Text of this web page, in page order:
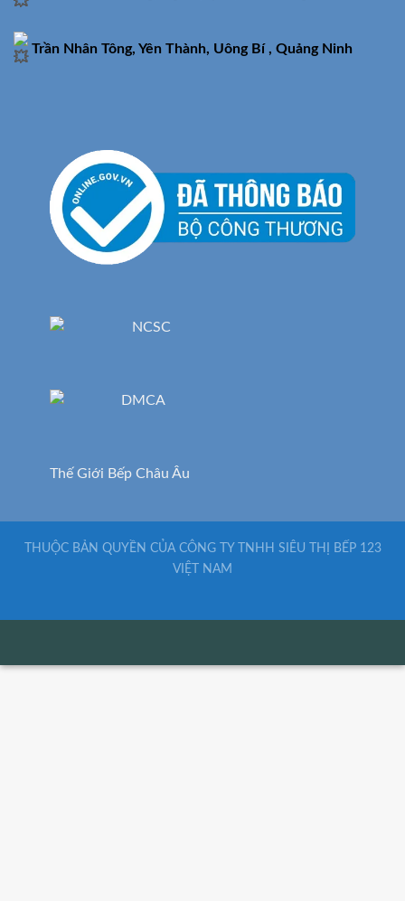
Trần Nhân Tông, Yên Thành, Uông Bí , Quảng Ninh
Thế Giới Bếp Châu Âu
THUỘC BẢN QUYỀN CỦA CÔNG TY TNHH SIÊU THỊ BẾP 123
VIỆT NAM